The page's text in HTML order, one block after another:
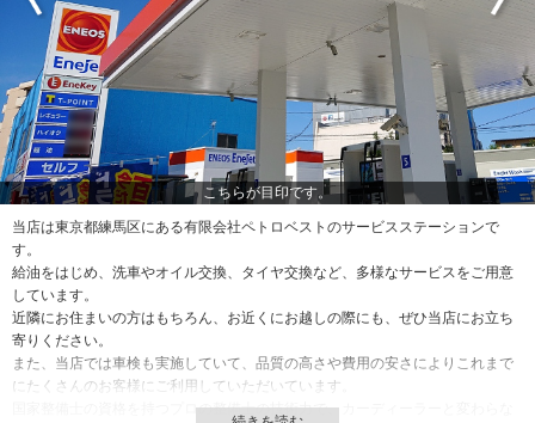
こちらが目印です。
当店は東京都練馬区にある有限会社ペトロベストのサービスステーションで
す。
給油をはじめ、洗車やオイル交換、タイヤ交換など、多様なサービスをご用意
しています。
近隣にお住まいの方はもちろん、お近くにお越しの際にも、ぜひ当店にお立ち
寄りください。
また、当店では車検も実施していて、品質の高さや費用の安さによりこれまで
にたくさんのお客様にご利用していただいています。
国家整備士の資格を持つプロの整備士の技術力で、カーディーラーと変わらな